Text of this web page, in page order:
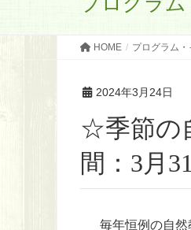
HOME プログラム・
2024年3月24日
☆季節の
間：3月
毎年恒例の自然